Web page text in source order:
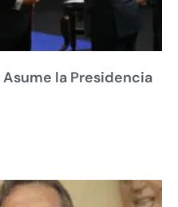
la Presidencia